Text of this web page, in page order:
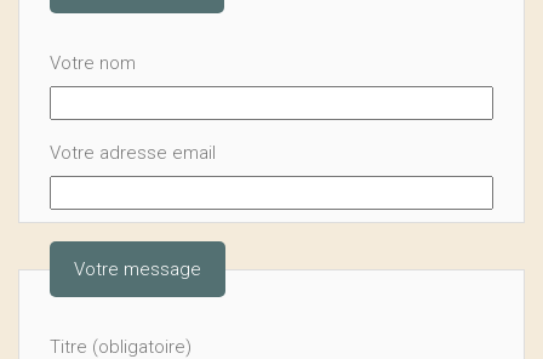
Votre nom
Votre adresse email
Votre message
Titre (obligatoire)